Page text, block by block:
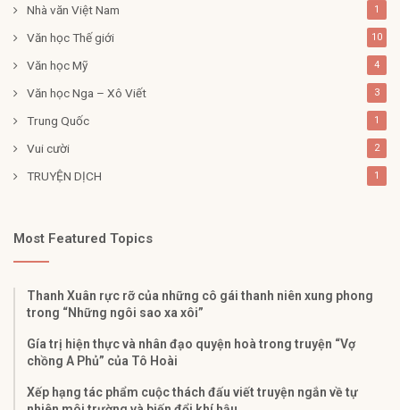
Nhà văn Việt Nam 1
Văn học Thế giới 10
Văn học Mỹ 4
Văn học Nga – Xô Viết 3
Trung Quốc 1
Vui cười 2
TRUYỆN DỊCH 1
Most Featured Topics
Thanh Xuân rực rỡ của những cô gái thanh niên xung phong
trong “Những ngôi sao xa xôi”
Gía trị hiện thực và nhân đạo quyện hoà trong truyện “Vợ
chồng A Phủ” của Tô Hoài
Xếp hạng tác phẩm cuộc thách đấu viết truyện ngắn về tự